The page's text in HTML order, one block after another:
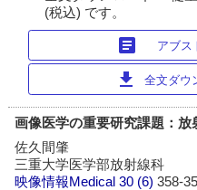
(税込) です。
article アブス
download 全文ダウ
画像医学の重要研究課題：
佐久間肇
三重大学医学部放射線科
映像情報Medical 30 (6)358-